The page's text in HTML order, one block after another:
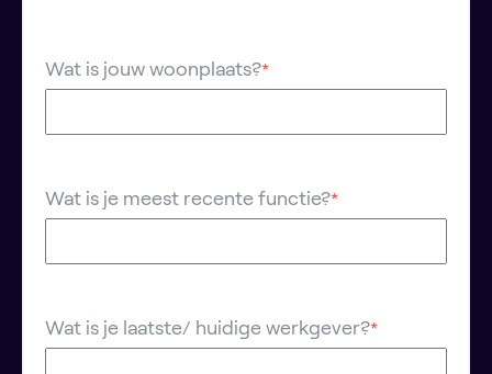
Wat is jouw woonplaats?*
Wat is je meest recente functie?*
Wat is je laatste/ huidige werkgever?*